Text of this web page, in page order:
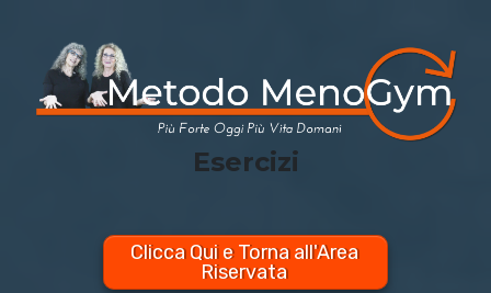
Esercizi
Clicca Qui e Torna all'Area
Riservata